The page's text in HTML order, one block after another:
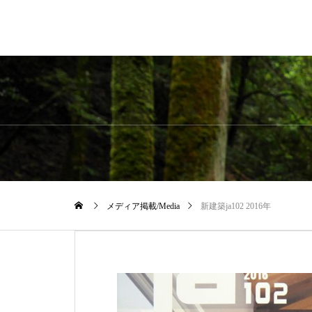
メディア掲載/Media 新建築ja102 2016年